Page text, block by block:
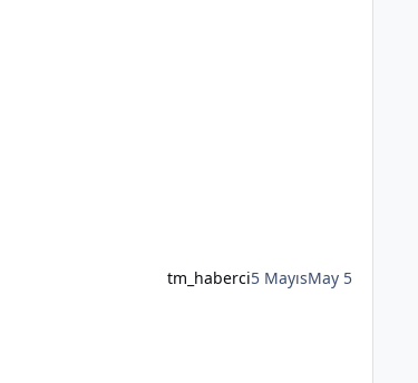
tm_haberci5 MayısMay 5